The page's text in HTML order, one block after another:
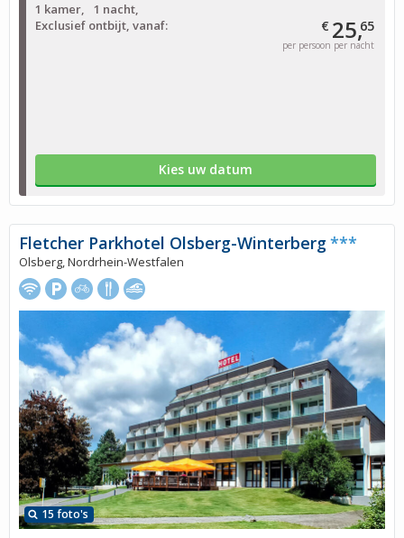
1 kamer
1 nacht
Exclusief ontbijt, vanaf:
€ 25,65
per persoon per nacht
Kies uw datum
15 foto's
Fletcher Parkhotel Olsberg-Winterberg***
Olsberg, Nordrhein-Westfalen